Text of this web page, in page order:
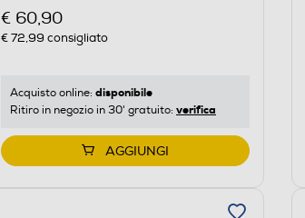
€ 60,90
€ 72,99 consigliato
Acquisto online: disponibile
Ritiro in negozio in 30' gratuito: verifica
AGGIUNGI